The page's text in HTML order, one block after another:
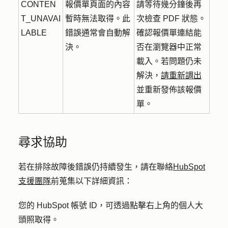
CONTEN
T_UNAVAI
LABLE
報價單頁面的內容
暫時無法取得。此
錯誤通常會自動解
決。
請等待幾分鐘後再
次檢查 PDF 狀態。
確認報價單連結能
否在瀏覽器中正常
載入。若問題仍未
解決， 請重新調出
並重新發佈該報價
單。
尋求協助
若在排除故障後錯誤仍持續發生，請在聯絡HubSpot
支援團隊前蒐集以下詳細資訊：
您的 HubSpot 帳號 ID，可透過點擊右上角的個人大
頭照取得。